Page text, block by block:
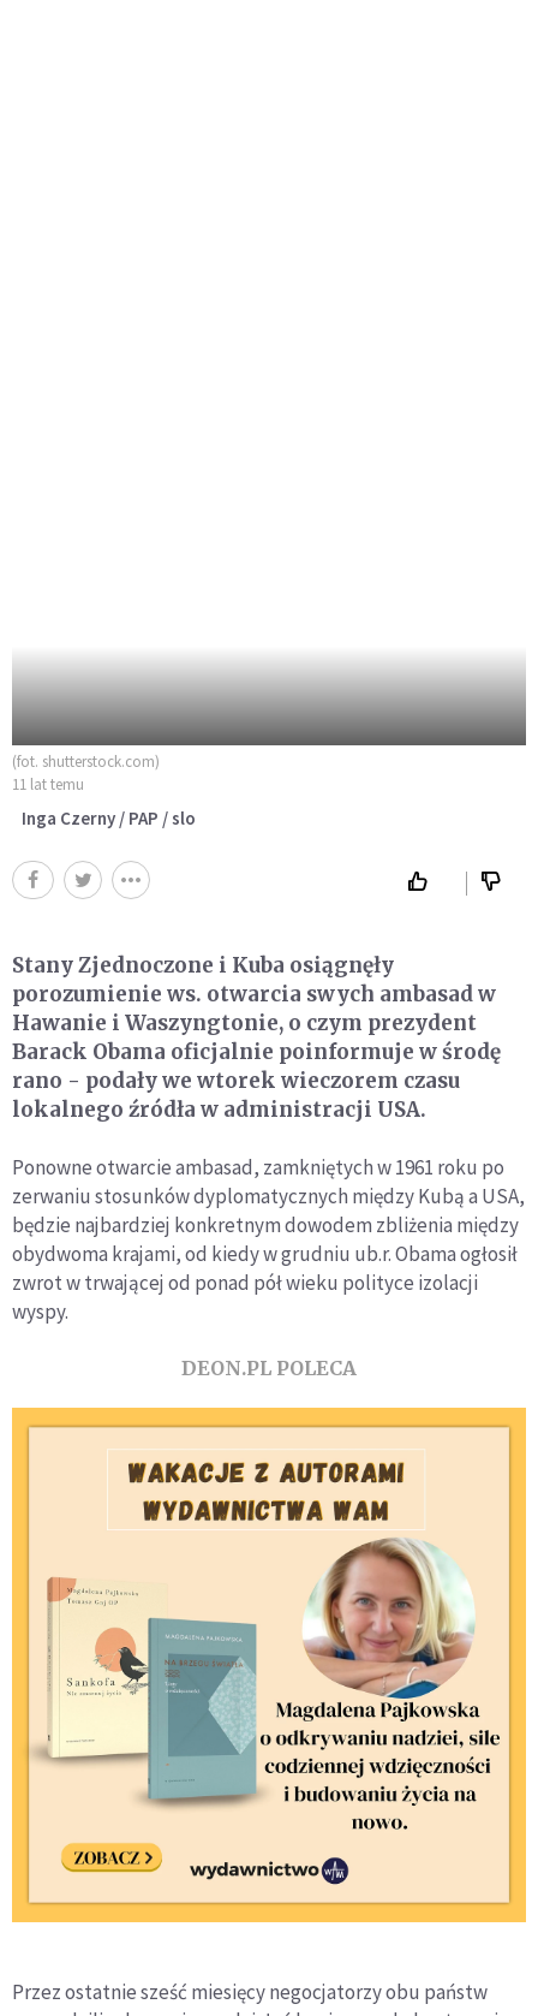
(fot. shutterstock.com)
11 lat temu
Inga Czerny / PAP / slo
Stany Zjednoczone i Kuba osiągnęły
porozumienie ws. otwarcia swych ambasad w
Hawanie i Waszyngtonie, o czym prezydent
Barack Obama oficjalnie poinformuje w środę
rano - podały we wtorek wieczorem czasu
lokalnego źródła w administracji USA.
Ponowne otwarcie ambasad, zamkniętych w 1961 roku po
zerwaniu stosunków dyplomatycznych między Kubą a USA,
będzie najbardziej konkretnym dowodem zbliżenia między
obydwoma krajami, od kiedy w grudniu ub.r. Obama ogłosił
zwrot w trwającej od ponad pół wieku polityce izolacji
wyspy.
DEON.PL POLECA
Przez ostatnie sześć miesięcy negocjatorzy obu państw